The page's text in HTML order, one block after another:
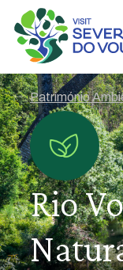
Património
Rio